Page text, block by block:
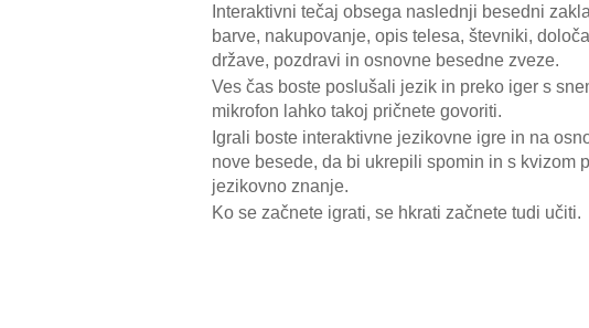
Interaktivni tečaj obsega naslednji besedni
barve, nakupovanje, opis telesa, števniki,
države, pozdravi in osnovne besedne zveze.
Ves čas boste poslušali jezik in preko iger s
mikrofon lahko takoj pričnete govoriti.
Igrali boste interaktivne jezikovne igre in na
nove besede, da bi ukrepili spomin in s kvizom
jezikovno znanje.
Ko se začnete igrati, se hkrati začnete tudi učiti.